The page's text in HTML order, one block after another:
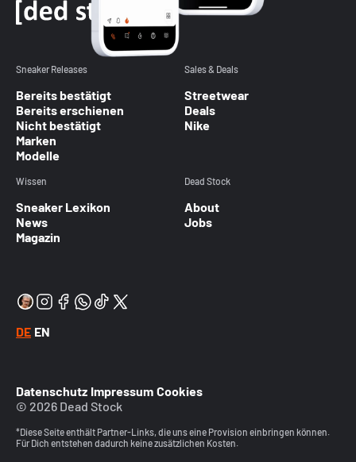
Sneaker Releases
Bereits bestätigt
Bereits erschienen
Nicht bestätigt
Marken
Modelle
Sales & Deals
Streetwear
Deals
Nike
Wissen
Sneaker Lexikon
News
Magazin
Dead Stock
About
Jobs
DE EN
Datenschutz Impressum Cookies
© 2026 Dead Stock
*Diese Seite enthält Partner-Links, die uns eine Provision einbringen können.
Für Dich entstehen dadurch keine zusätzlichen Kosten.